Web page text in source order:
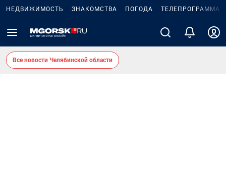
НЕДВИЖИМОСТЬ ЗНАКОМСТВА ПОГОДА ТЕЛЕПРОГРАММА
Все новости Челябинской области